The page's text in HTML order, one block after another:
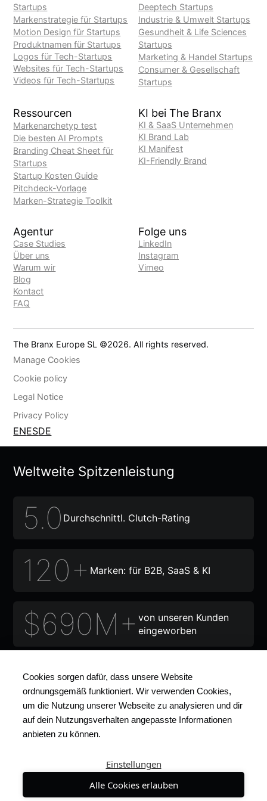
Startups
Markenstrategie für Startups
Motion Design für Startups
Produktnamen für Startups
Logos für Tech-Startups
Websites für Tech-Startups
Videos für Tech-Startups
Deeptech Startups
Industrie & Umwelt Startups
Gesundheit & Life Sciences
Startups
Marketing & Handel Startups
Consumer & Gesellschaft
Startups
Ressourcen
Markenarchetyp test
Die besten AI Prompts
Branding Cheat Sheet für
Startups
Startup Kosten Guide
Pitchdeck-Vorlage
Marken-Strategie Toolkit
KI bei The Branx
KI & SaaS Unternehmen
KI Brand Lab
KI Manifest
KI-Friendly Brand
Agentur
Case Studies
‍Über uns
Warum wir
Blog
Kontact
FAQ
Folge uns
LinkedIn
Instagram
Vimeo
The Branx Europe SL ©2026. All rights reserved.
Manage Cookies
Cookie policy
Legal Notice
Privacy Policy
ENESDE
Weltweite Spitzenleistung
5.0 Durchschnittl. Clutch-Rating
120+ Marken: für B2B, SaaS & KI
$690M+von unseren Kunden
eingeworben
20+Länder: USA, Kanada, UK & EU
12+Auszeichnungen und Anerkennungen
Warum wir? Mehr erfahren
Cookies sorgen dafür, dass unsere Website
ordnungsgemäß funktioniert. Wir verwenden Cookies,
um die Nutzung unserer Webseite zu analysieren und dir
auf dein Nutzungsverhalten angepasste Informationen
anbieten zu können.
Einstellungen
Alle Cookies erlauben